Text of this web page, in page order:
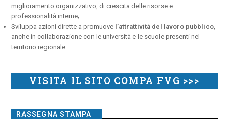
miglioramento organizzativo, di crescita delle risorse e
professionalità interne;
Sviluppa azioni dirette a promuove l’attrattività del lavoro pubblico
anche in collaborazione con le università e le scuole presenti nel
territorio regionale.
VISITA IL SITO COMPA FVG >>>
RASSEGNA STAMPA